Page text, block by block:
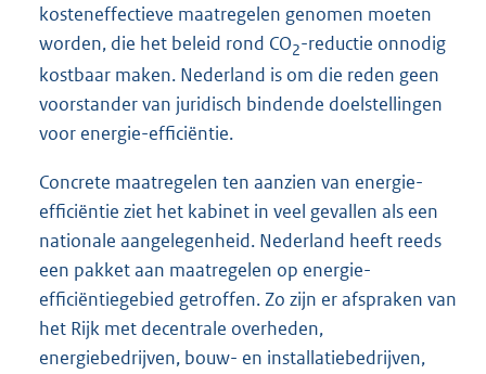
kosteneffectieve maatregelen genomen moeten
worden, die het beleid rond CO2-reductie onnodig
kostbaar maken. Nederland is om die reden geen
voorstander van juridisch bindende doelstellingen
voor energie-efficiëntie.
Concrete maatregelen ten aanzien van energie-
efficiëntie ziet het kabinet in veel gevallen als een
nationale aangelegenheid. Nederland heeft reeds
een pakket aan maatregelen op energie-
efficiëntiegebied getroffen. Zo zijn er afspraken van
het Rijk met decentrale overheden,
energiebedrijven, bouw- en installatiebedrijven,